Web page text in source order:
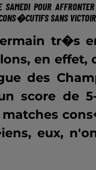
POUR
SANS
tr�s
en
des
score de
eux,